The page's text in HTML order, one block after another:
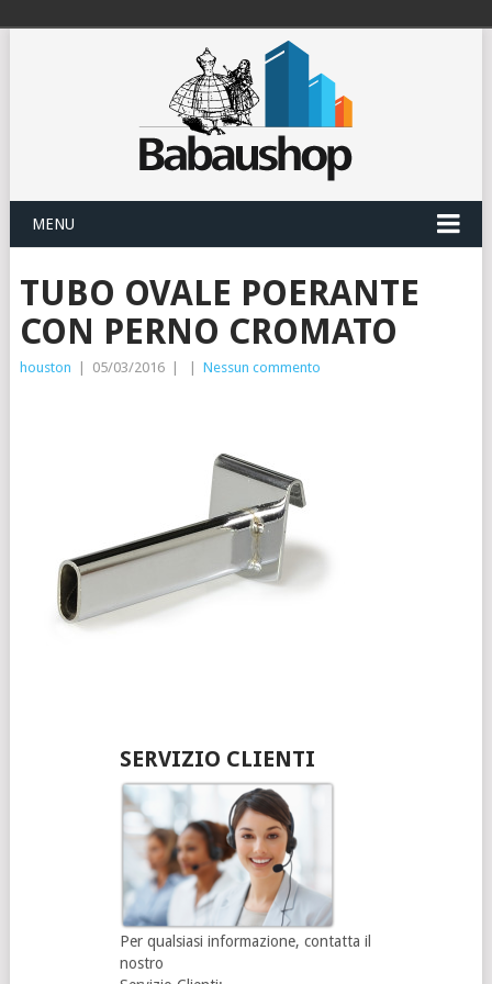
MENU
TUBO OVALE POERANTE
CON PERNO CROMATO
houston 05/03/2016 Nessun commento
SERVIZIO CLIENTI
Per qualsiasi informazione, contatta il
nostro